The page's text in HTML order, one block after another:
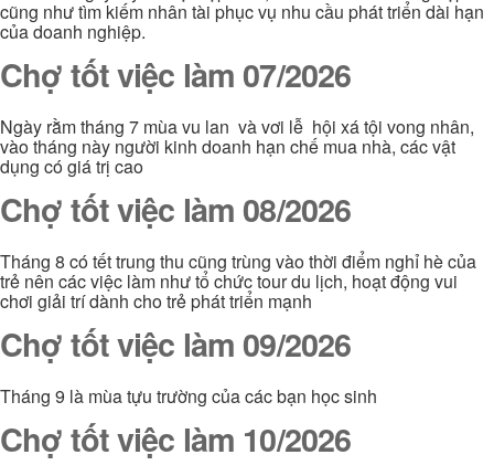
cũng như tìm kiếm nhân tài phục vụ nhu cầu phát triển dài hạn
của doanh nghiệp.
Chợ tốt việc làm 07/2026
Ngày rằm tháng 7 mùa vu lan và vơi lễ hội xá tội vong nhân,
vào tháng này người kinh doanh hạn chế mua nhà, các vật
dụng có giá trị cao
Chợ tốt việc làm 08/2026
Tháng 8 có tết trung thu cũng trùng vào thời điểm nghỉ hè của
trẻ nên các việc làm như tổ chức tour du lịch, hoạt động vui
chơi giải trí dành cho trẻ phát triển mạnh
Chợ tốt việc làm 09/2026
Tháng 9 là mùa tựu trường của các bạn học sinh
Chợ tốt việc làm 10/2026